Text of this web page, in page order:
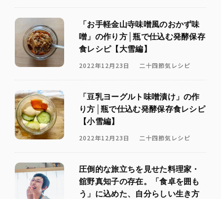
「お手軽金山寺味噌風のおかず味
噌」の作り方│瓶で仕込む発酵保存
食レシピ【大雪編】
2022年12月23日 二十四節気レシピ
「豆乳ヨーグルト味噌漬け」の作
り方│瓶で仕込む発酵保存食レシピ
【小雪編】
2022年12月23日 二十四節気レシピ
圧倒的な旅立ちを見せた料理家・
舘野真知子の存在。「食卓を囲も
う」に込めた、自分らしい生き方